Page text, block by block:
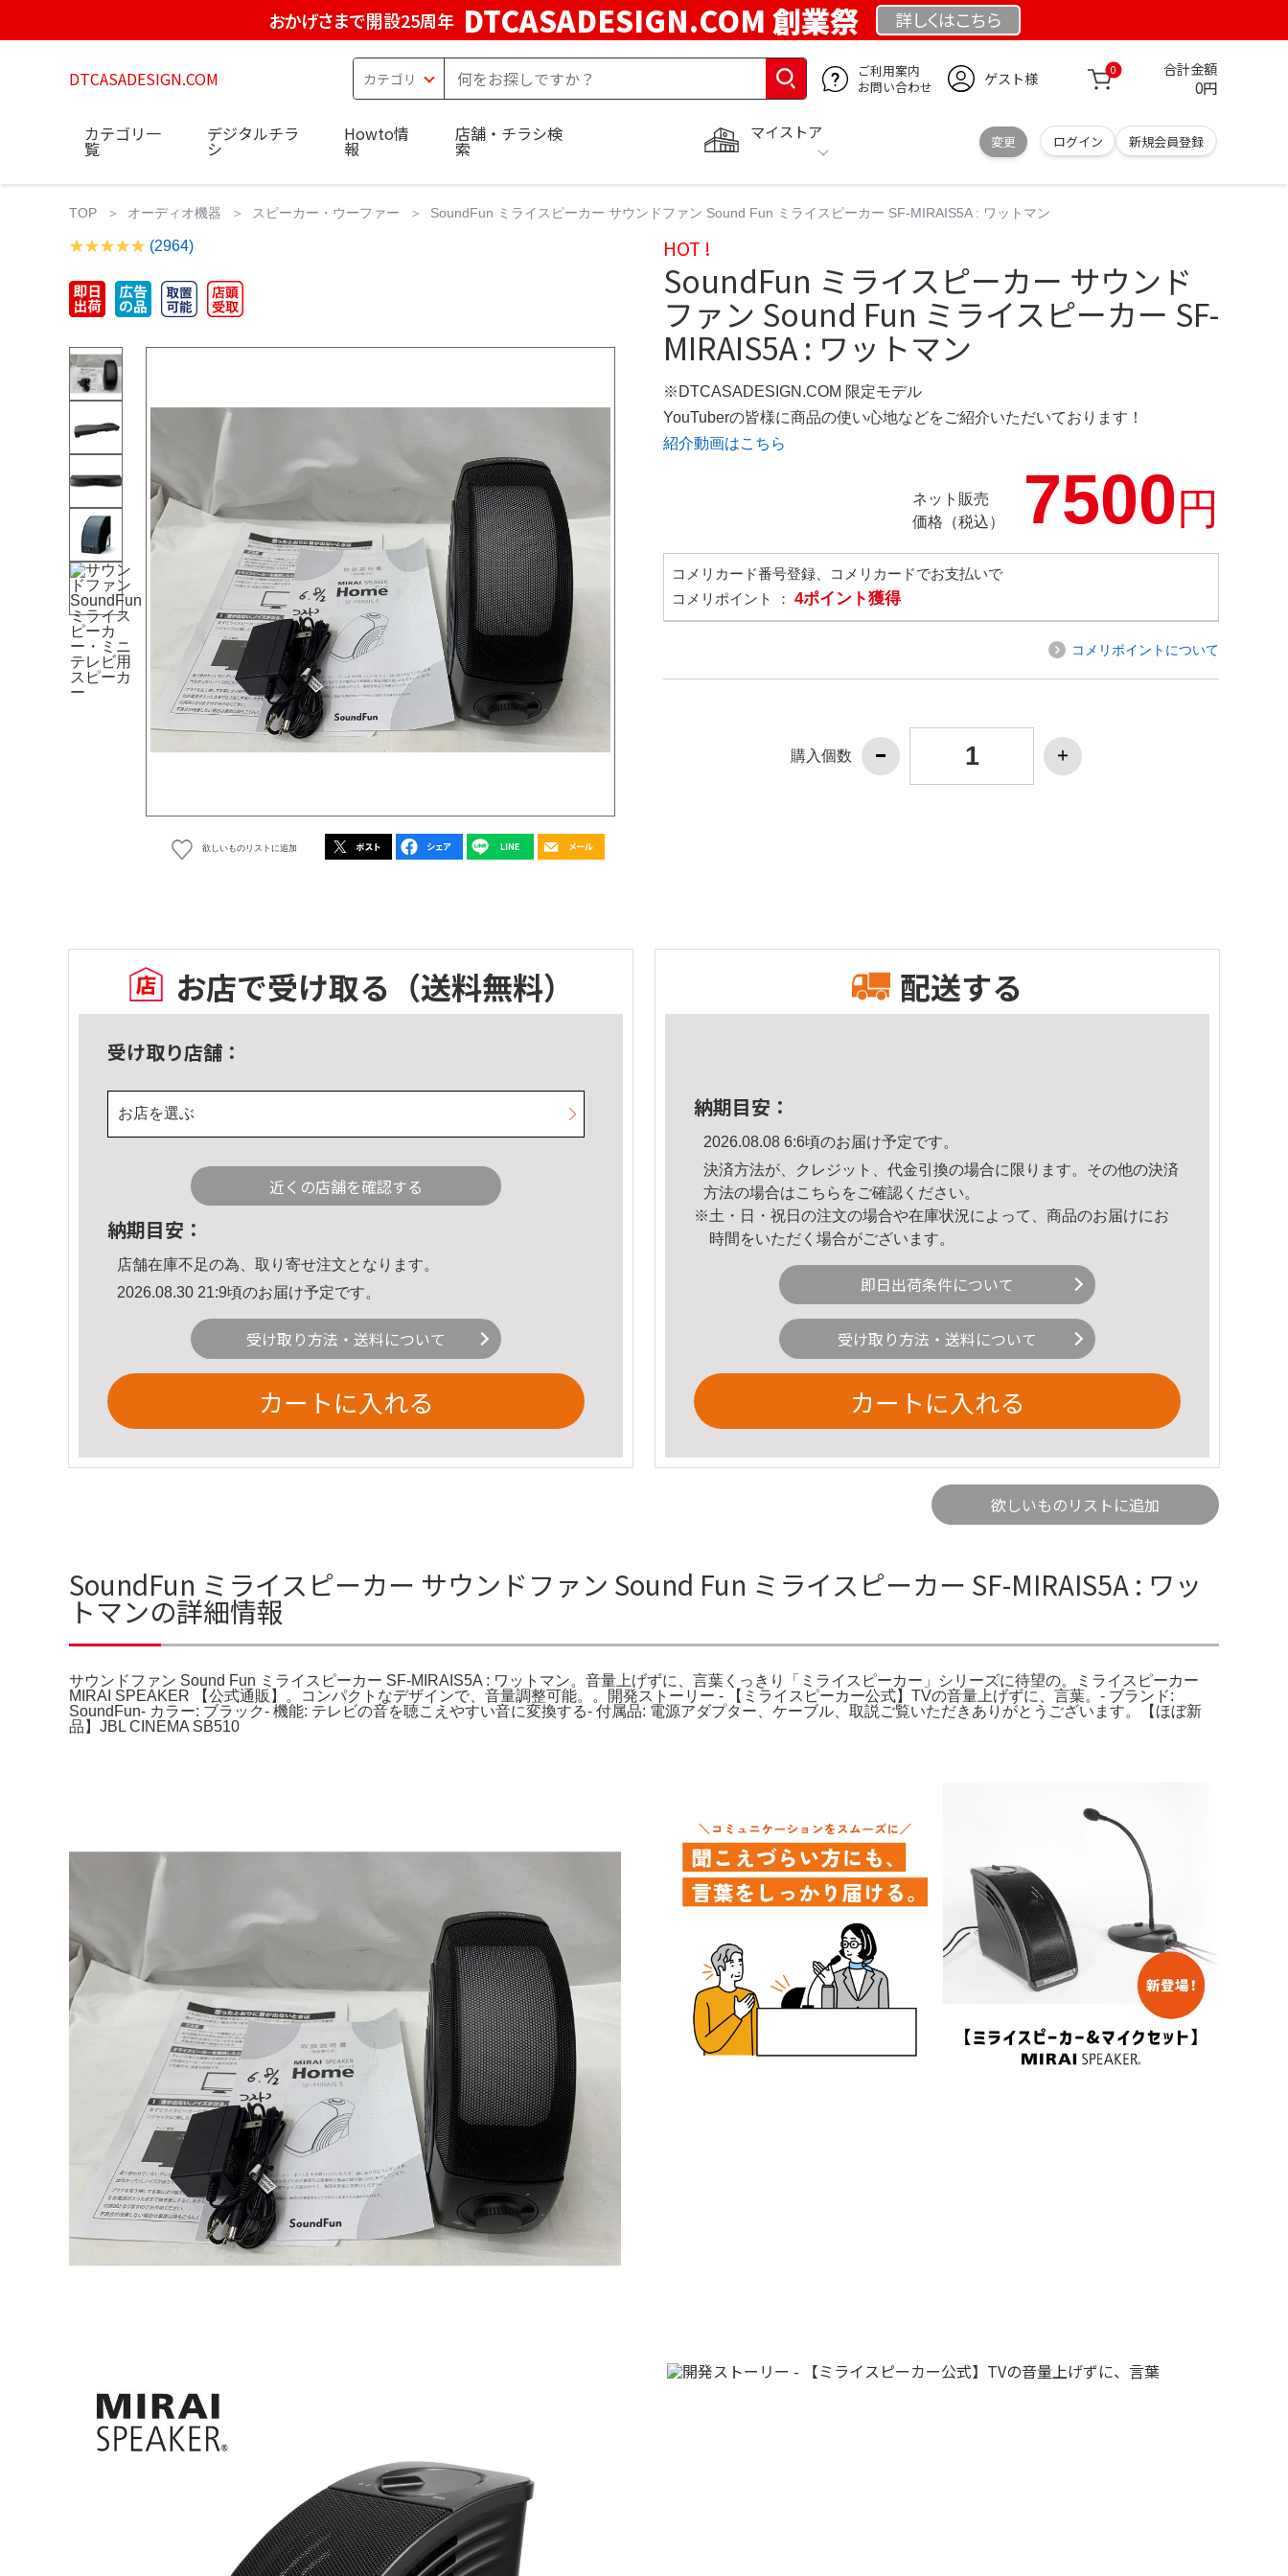
おかげさまで開設25周年 DTCASADESIGN.COM 創業祭 詳しくはこちら
DTCASADESIGN.COM
ご利用案内
お問い合わせ
ゲスト様 0 合計金額
0円
マイストア
変更 ログイン 新規会員登録
カテゴリ一
覧
デジタルチラ
シ
Howto情
報
店舗・チラシ検
索
TOP オーディオ機器 スピーカー・ウーファー SoundFun ミライスピーカー サウンドファン Sound Fun ミライスピーカー SF-MIRAIS5A : ワットマン
(2964)
欲しいものリストに追加
HOT !
SoundFun ミライスピーカー サウンド
ファン Sound Fun ミライスピーカー SF-
MIRAIS5A : ワットマン
※DTCASADESIGN.COM 限定モデル
YouTuberの皆様に商品の使い心地などをご紹介いただいております！
紹介動画はこちら
ネット販売
価格（税込）
7500円
コメリカード番号登録、コメリカードでお支払いで
コメリポイント ： 4ポイント獲得
コメリポイントについて
購入個数
お店で受け取る （送料無料）
受け取り店舗：
お店を選ぶ
近くの店舗を確認する
納期目安：
店舗在庫不足の為、取り寄せ注文となります。
2026.08.30 21:9頃のお届け予定です。
受け取り方法・送料について
カートに入れる
配送する
納期目安：
2026.08.08 6:6頃のお届け予定です。
決済方法が、クレジット、代金引換の場合に限ります。その他の決済
方法の場合はこちら をご確認ください。
※土・日・祝日の注文の場合や在庫状況によって、商品のお届けにお
時間をいただく場合がございます。
即日出荷条件について
受け取り方法・送料について
カートに入れる
欲しいものリストに追加
SoundFun ミライスピーカー サウンドファン Sound Fun ミライスピーカー SF-MIRAIS5A : ワッ
トマンの詳細情報
サウンドファン Sound Fun ミライスピーカー SF-MIRAIS5A : ワットマン。音量上げずに、言葉くっきり「ミライスピーカー」シリーズに待望の。ミライスピーカー
MIRAI SPEAKER 【公式通販】。コンパクトなデザインで、音量調整可能。。開発ストーリー - 【ミライスピーカー公式】TVの音量上げずに、言葉。- ブランド:
SoundFun- カラー: ブラック- 機能: テレビの音を聴こえやすい音に変換する- 付属品: 電源アダプター、ケーブル、取説ご覧いただきありがとうございます。【ほぼ新
品】JBL CINEMA SB510